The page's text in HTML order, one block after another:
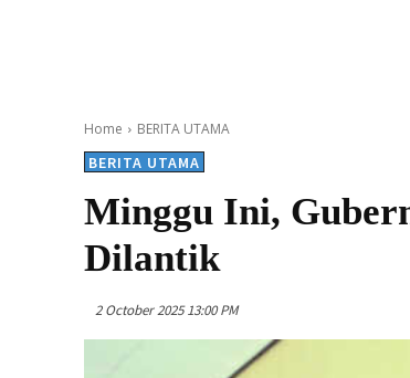
Home BERITA UTAMA
BERITA UTAMA
Minggu Ini,
Dilantik
2 October 2025 13:00 PM